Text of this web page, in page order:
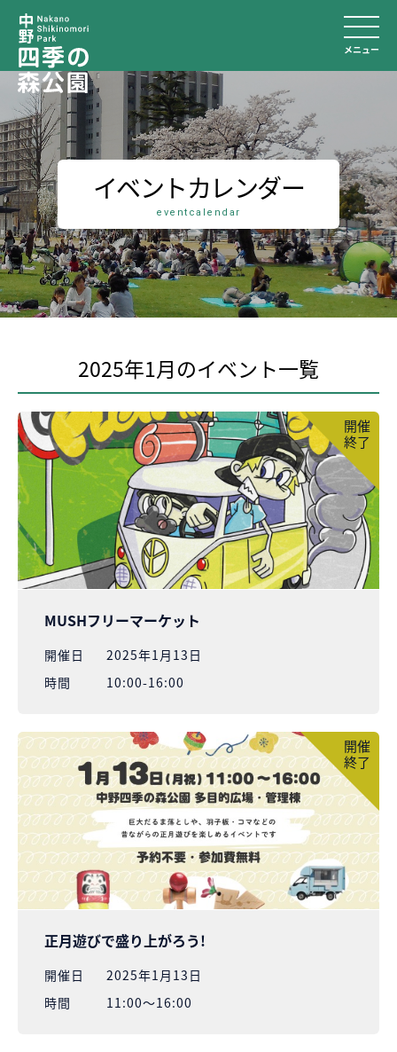
メニュー
イベントカレンダー
eventcalendar
2025年1月のイベント⼀覧
開催
終了
MUSHフリーマーケット
開催⽇
2025年1月13日
時間
10:00-16:00
開催
終了
正月遊びで盛り上がろう!
開催⽇
2025年1月13日
時間
11:00〜16:00